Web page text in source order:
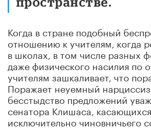
Когда в стране подобный
отношению к учителям, когда
в школах, в том числе разных
даже физического насилия по
учителям зашкаливает, что
Поражает неуемный
бесстыдство предложений
сенатора Клишаса,
исключительно чиновничьего